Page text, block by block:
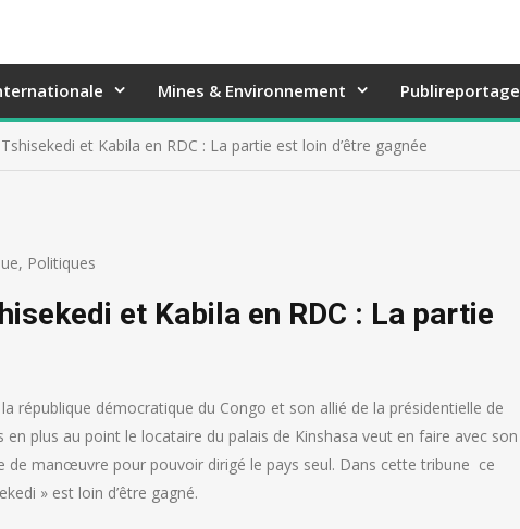
Mines & Environnement Publireportage
et Kabila en RDC : La partie est loin d’être gagnée
, Politiques
et Kabila en RDC : La partie
république démocratique du Congo et son allié de la présidentielle de
en plus au point le locataire du palais de Kinshasa veut en faire avec son
de manœuvre pour pouvoir dirigé le pays seul. Dans cette tribune ce
» est loin d’être gagné.